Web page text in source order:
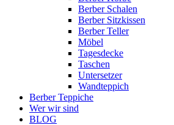
Berber Schalen
Berber Sitzkissen
Berber Teller
Möbel
Tagesdecke
Taschen
Untersetzer
Wandteppich
Berber Teppiche
Wer wir sind
BLOG